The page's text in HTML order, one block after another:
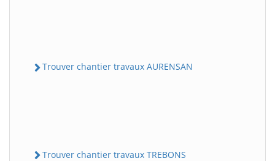
Trouver chantier travaux AURENSAN
Trouver chantier travaux TREBONS